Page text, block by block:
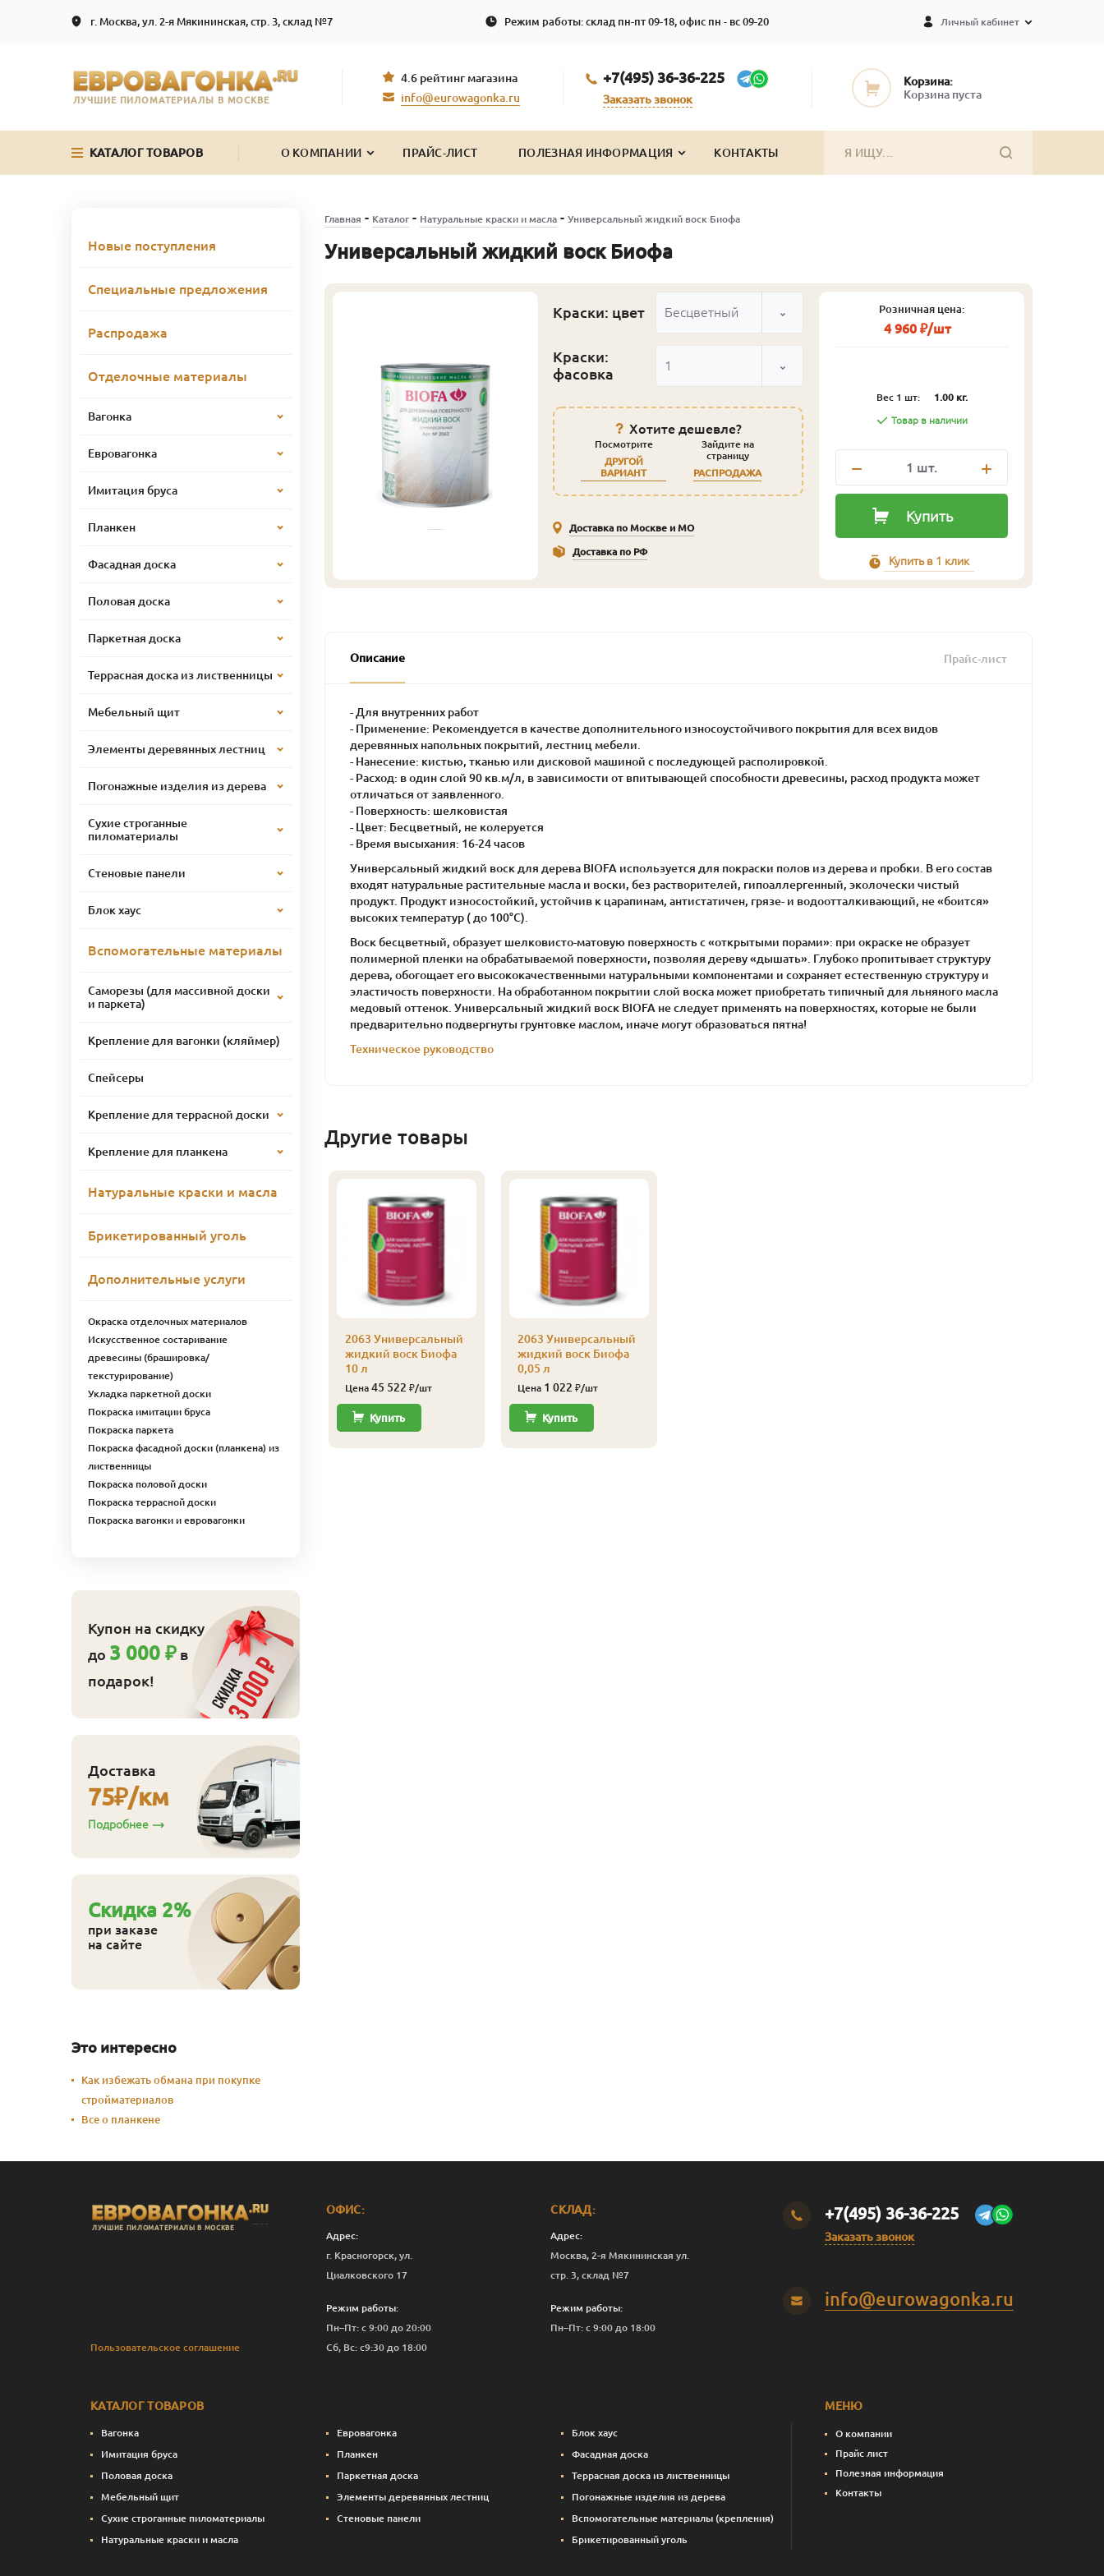
г. Москва, ул. 2-я Мякининская, стр. 3, склад №7 Режим работы: склад пн-пт 09-18, офис пн - вс 09-20 Личный кабинет
ЛУЧШИЕ ПИЛОМАТЕРИАЛЫ В МОСКВЕ
4.6 рейтинг магазина
info@eurowagonka.ru
+7(495) 36-36-225
Заказать звонок
Корзина:
Корзина пуста
КАТАЛОГ ТОВАРОВ О КОМПАНИИ ПРАЙС-ЛИСТ ПОЛЕЗНАЯ ИНФОРМАЦИЯ КОНТАКТЫ
Главная - Каталог- Натуральные краски и масла- Универсальный жидкий воск Биофа
Универсальный жидкий воск Биофа
Краски: цвет Бесцветный
Краски:
фасовка
1
Хотите дешевле?
Посмотрите
ДРУГОЙ
ВАРИАНТ
Зайдите на
страницу
РАСПРОДАЖА
Доставка по Москве и МО
Доставка по РФ
Розничная цена:
4 960 ₽/шт
Вес 1 шт: 1.00 кг.
Товар в наличии
1 шт.
Купить
Купить в 1 клик
Описание Прайс-лист
- Для внутренних работ
- Применение: Рекомендуется в качестве дополнительного износоустойчивого покрытия для всех видов
деревянных напольных покрытий, лестниц мебели.
- Нанесение: кистью, тканью или дисковой машиной с последующей располировкой.
- Расход: в один слой 90 кв.м/л, в зависимости от впитывающей способности древесины, расход продукта может
отличаться от заявленного.
- Поверхность: шелковистая
- Цвет: Бесцветный, не колеруется
- Время высыхания: 16-24 часов
Универсальный жидкий воск для дерева BIOFA используется для покраски полов из дерева и пробки. В его состав
входят натуральные растительные масла и воски, без растворителей, гипоаллергенный, эколочески чистый
продукт. Продукт износостойкий, устойчив к царапинам, антистатичен, грязе- и водоотталкивающий, не «боится»
высоких температур ( до 100°С).
Воск бесцветный, образует шелковисто-матовую поверхность с «открытыми порами»: при окраске не образует
полимерной пленки на обрабатываемой поверхности, позволяя дереву «дышать». Глубоко пропитывает структуру
дерева, обогощает его высококачественными натуральными компонентами и сохраняет естественную структуру и
эластичость поверхности. На обработанном покрытии слой воска может приобретать типичный для льняного масла
медовый оттенок. Универсальный жидкий воск BIOFA не следует применять на поверхностях, которые не были
предварительно подвергнуты грунтовке маслом, иначе могут образоваться пятна!
Техническое руководство
Другие товары
2063 Универсальный
жидкий воск Биофа
10 л
Цена 45 522 ₽/шт
Купить
2063 Универсальный
жидкий воск Биофа
0,05 л
Цена 1 022 ₽/шт
Купить
Новые поступления
Специальные предложения
Распродажа
Отделочные материалы
Вагонка
Евровагонка
Имитация бруса
Планкен
Фасадная доска
Половая доска
Паркетная доска
Террасная доска из лиственницы
Мебельный щит
Элементы деревянных лестниц
Погонажные изделия из дерева
Сухие строганные
пиломатериалы
Стеновые панели
Блок хаус
Вспомогательные материалы
Саморезы (для массивной доски
и паркета)
Крепление для вагонки (кляймер)
Спейсеры
Крепление для террасной доски
Крепление для планкена
Натуральные краски и масла
Брикетированный уголь
Дополнительные услуги
Окраска отделочных материалов
Искусственное состаривание
древесины (брашировка/
текстурирование)
Укладка паркетной доски
Покраска имитации бруса
Покраска паркета
Покраска фасадной доски (планкена) из
лиственницы
Покраска половой доски
Покраска террасной доски
Покраска вагонки и евровагонки
Купон на скидку
до 3 000 ₽ в
подарок!
Доставка
75₽/км
Подробнее
Cкидка 2%
при заказе
на сайте
Это интересно
Как избежать обмана при покупке
стройматериалов
Все о планкене
ЛУЧШИЕ ПИЛОМАТЕРИАЛЫ В МОСКВЕ
Пользовательское соглашение
ОФИС:
Адрес:
г. Красногорск, ул.
Циалковского 17
Режим работы:
Пн–Пт: с 9:00 до 20:00
Сб, Вс: с9:30 до 18:00
СКЛАД:
Адрес:
Москва, 2-я Мякининская ул.
стр. 3, склад №7
Режим работы:
Пн–Пт: с 9:00 до 18:00
+7(495) 36-36-225
Заказать звонок
info@eurowagonka.ru
КАТАЛОГ ТОВАРОВ
Вагонка Евровагонка
Блок хаус
Имитация бруса
Планкен
Фасадная доска
Половая доска
Паркетная доска
Террасная доска из лиственницы
Мебельный щит
Элементы деревянных лестниц
Погонажные изделия из дерева
Сухие строганные пиломатериалы
Стеновые панели
Вспомогательные материалы (крепления)
Натуральные краски и масла
Брикетированный уголь
МЕНЮ
О компании
Прайс лист
Полезная информация
Контакты